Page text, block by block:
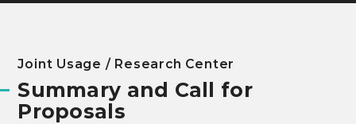
Joint Usage / Research Center
Summary and Call for
Proposals